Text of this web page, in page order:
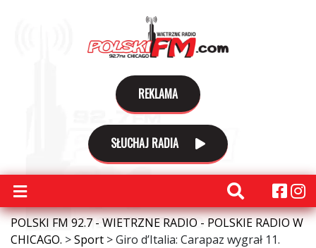
REKLAMA
SŁUCHAJ RADIA
POLSKI FM 92.7 - WIETRZNE RADIO - POLSKIE RADIO W
CHICAGO. >Sport >Giro d’Italia: Carapaz wygrał 11.